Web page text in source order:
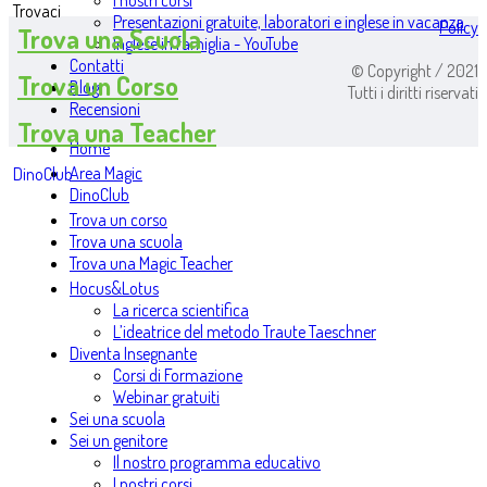
Presentazioni gratuite, laboratori e inglese in vacanza
Inglese in famiglia - YouTube
Contatti
Blog
Recensioni
Home
Area Magic
DinoClub
Trova un corso
Trova una scuola
Trova una Magic Teacher
Hocus&Lotus
La ricerca scientifica
L’ideatrice del metodo Traute Taeschner
Diventa Insegnante
Corsi di Formazione
Webinar gratuiti
Sei una scuola
Sei un genitore
Il nostro programma educativo
Trovaci
Trova una Scuola
Trova un Corso
Trova una Teacher
DinoClub
Policy
© Copyright / 2021
Tutti i diritti riservati